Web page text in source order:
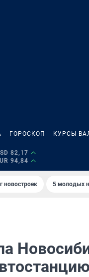
ГОРОСКОП КУРСЫ
82,17
94,84
новостроек 5 молодых